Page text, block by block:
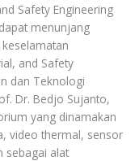
Safety Engineering
menunjang
and Safety
dan Teknologi
Dr. Bedjo Sujanto,
yang dinamakan
video thermal, sensor
sebagai alat